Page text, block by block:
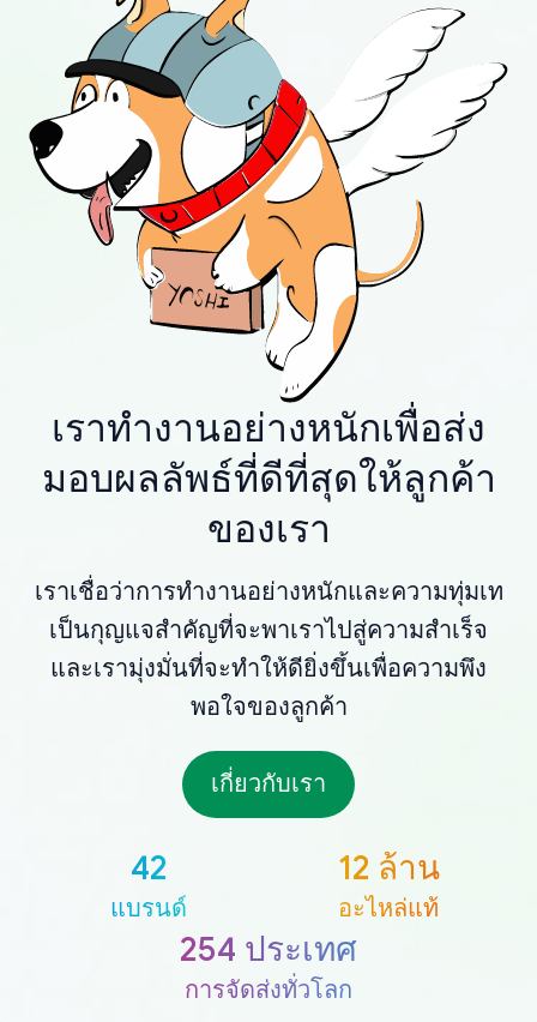
เราทำงานอย่างหนักเพื่อส่ง
มอบผลลัพธ์ที่ดีที่สุดให้ลูกค้า
ของเรา
เราเชื่อว่าการทำงานอย่างหนักและความทุ่มเท
เป็นกุญแจสำคัญที่จะพาเราไปสู่ความสำเร็จ
และเรามุ่งมั่นที่จะทำให้ดียิ่งขึ้นเพื่อความพึง
พอใจของลูกค้า
เกี่ยวกับเรา
42
แบรนด์
12 ล้าน
อะไหล่แท้
254 ประเทศ
การจัดส่งทั่วโลก